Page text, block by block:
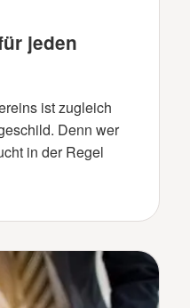
jeden
ist zugleich
Denn wer
in der Regel